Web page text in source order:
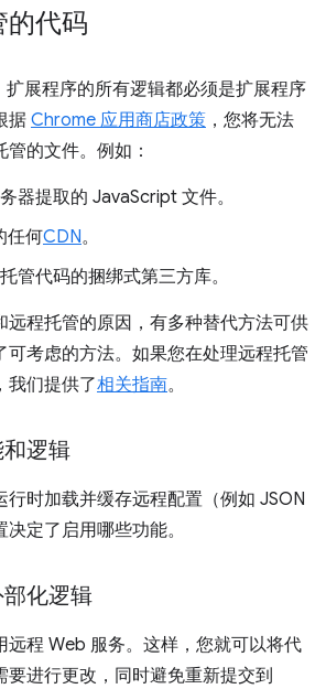
的代码
展程序的所有逻辑都必须是扩展程序
据 Chrome 应用商店政策 ，您将无法
的文件。例如：
器提取的 JavaScript 文件。
任何CDN。
管代码的捆绑式第三方库。
远程托管的原因，有多种替代方法可供
可考虑的方法。如果您在处理远程托管
我们提供了相关指南。
逻辑
行时加载并缓存远程配置（例如 JSON
定了启用哪些功能。
化逻辑
远程 Web 服务。这样，您就可以将代
要进行更改，同时避免重新提交到